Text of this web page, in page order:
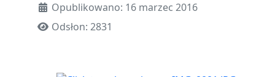
Opublikowano: 16 marzec 2016
Odsłon: 2831